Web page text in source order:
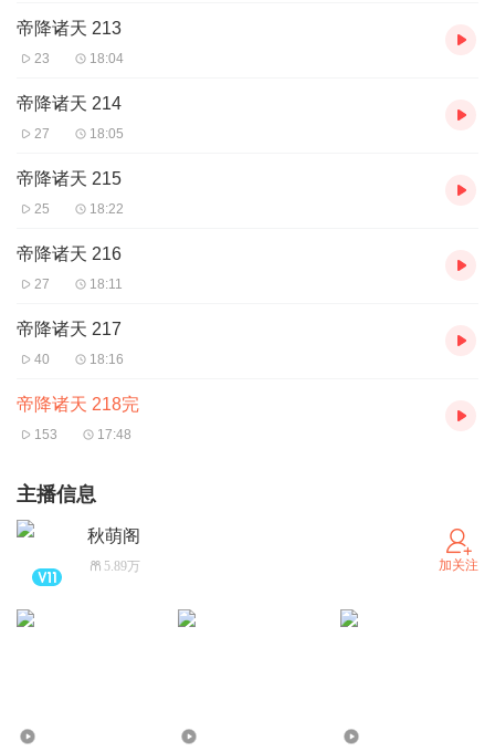
帝降诸天 213
23 18:04
帝降诸天 214
27 18:05
帝降诸天 215
25 18:22
帝降诸天 216
27 18:11
帝降诸天 217
40 18:16
帝降诸天 218完
153 17:48
主播信息
秋萌阁
5.89万 加关注